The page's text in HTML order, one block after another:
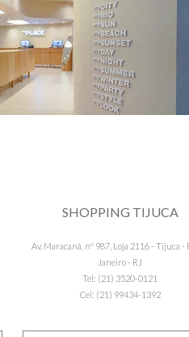
SHOPPING TIJUCA
Av. Maracanã, nº 987, Loja 2116 - Tijuca -
Janeiro - RJ
Tel: (21) 3520-0121
Cel: (21) 99434-1392